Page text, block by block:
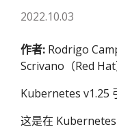
2022.10.03
作者: Rodrigo
Scrivano（Red Hat
Kubernetes v1.25
这是在